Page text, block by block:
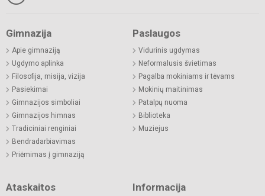
Gimnazija
Apie gimnaziją
Ugdymo aplinka
Filosofija, misija, vizija
Pasiekimai
Gimnazijos simboliai
Gimnazijos himnas
Tradiciniai renginiai
Bendradarbiavimas
Priėmimas į gimnaziją
Paslaugos
Vidurinis ugdymas
Neformalusis švietimas
Pagalba mokiniams ir tėvams
Mokinių maitinimas
Patalpų nuoma
Biblioteka
Muziejus
Ataskaitos Informacija